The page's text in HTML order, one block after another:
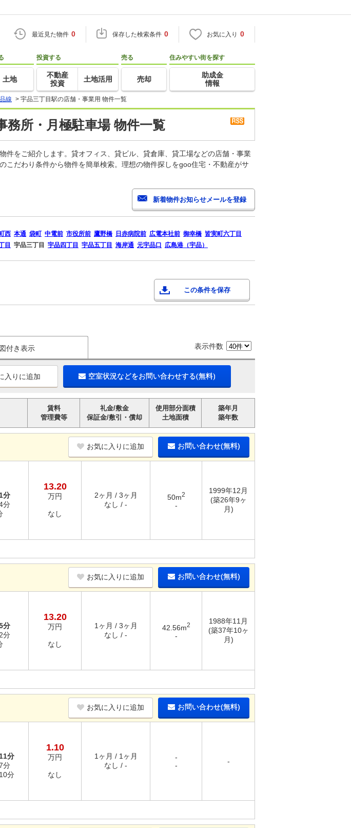
最近見た物件 0 保存した検索条件 0 お気に入り 0
土地
投資する
不動産
投資
土地活用
売る
売却
住みやすい街を探す
助成金
情報
線 > 宇品三丁目駅の店舗・事業用 物件一覧
務所・月極駐車場 物件一覧
をご紹介します。貸オフィス、貸ビル、貸倉庫、貸工場などの店舗・事業
こだわり条件から物件を簡単検索。理想の物件探しをgoo住宅・不動産がサ
西 本通 袋町 中電前 市役所前 鷹野橋 日赤病院前 広電本社前 御幸橋 皆実町六丁目
目 宇品三丁目 宇品四丁目 宇品五丁目 海岸通 元宇品口 広島港（宇品）
この条件を保存
付き表示 表示件数
入りに追加 空室状況などをお問い合わせする(無料)
賃料
管理費等
礼金/敷金
保証金/敷引・償却
使用部分面積
土地面積
築年月
築年数
お気に入りに追加 お問い合わせ(無料)
分
分
13.20
万円
なし
2ヶ月 / 3ヶ月
なし / -
50m2
-
1999年12月
(築26年9ヶ
月)
お気に入りに追加 お問い合わせ(無料)
分
分
13.20
万円
なし
1ヶ月 / 3ヶ月
なし / -
42.56m2
-
1988年11月
(築37年10ヶ
月)
お気に入りに追加 お問い合わせ(無料)
分
分
分
1.10
万円
なし
1ヶ月 / 1ヶ月
なし / -
-
-
-